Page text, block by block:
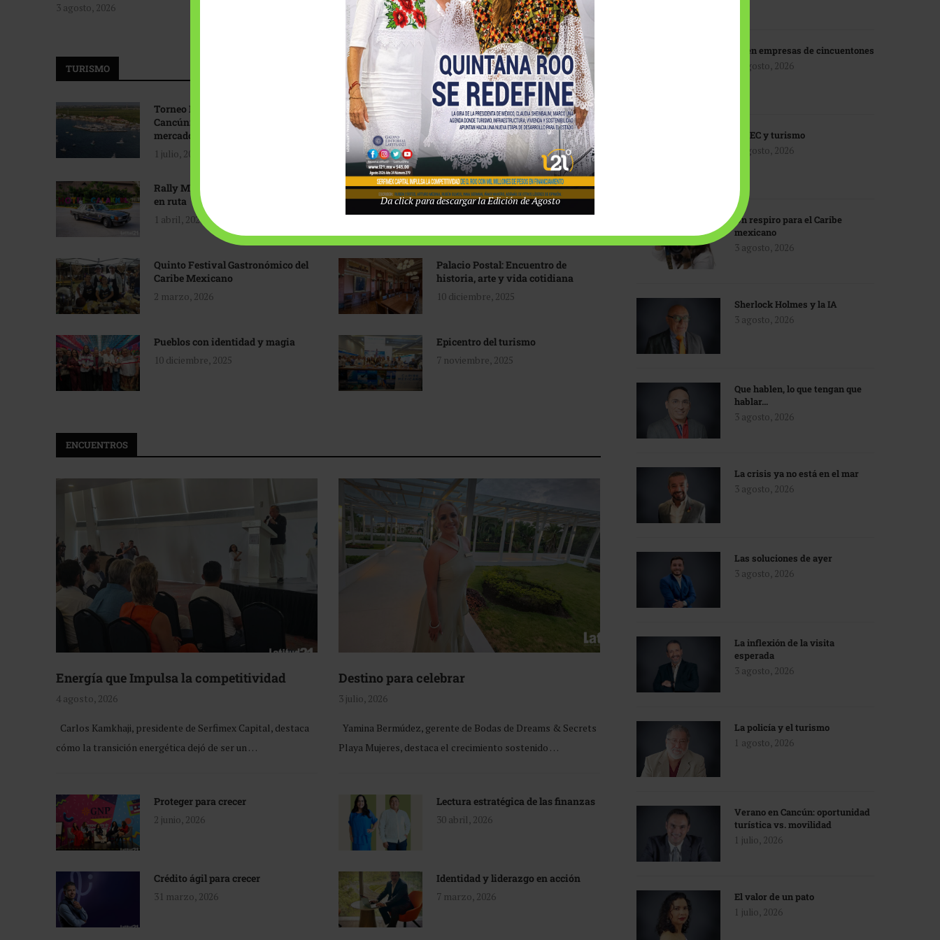
3 agosto, 2026
Tecnológico de Monterrey
3 agosto, 2026
TURISMO
Torneo Internacional de Pesca
Cancún: Navegando hacia nuevos
mercados
1 julio, 2026
Promoción turística con visión
1 abril, 2026
Rally Maya: Herencia automotriz
en ruta
1 abril, 2026
Industria global en
reconfiguración
31 marzo, 2026
Quinto Festival Gastronómico del
Caribe Mexicano
2 marzo, 2026
Palacio Postal: Encuentro de
historia, arte y vida cotidiana
10 diciembre, 2025
Pueblos con identidad y magia
10 diciembre, 2025
Epicentro del turismo
7 noviembre, 2025
ENCUENTROS
Energía que Impulsa la competitividad
4 agosto, 2026
Carlos Kamkhaji, presidente de Serfimex Capital, destaca
cómo la transición energética dejó de ser un …
Destino para celebrar
3 julio, 2026
Yamina Bermúdez, gerente de Bodas de Dreams & Secrets
Playa Mujeres, destaca el crecimiento sostenido …
Proteger para crecer
2 junio, 2026
Lectura estratégica de las finanzas
30 abril, 2026
Crédito ágil para crecer
31 marzo, 2026
Identidad y liderazgo en acción
7 marzo, 2026
IA en empresas de cincuentones
3 agosto, 2026
TMEC y turismo
3 agosto, 2026
Un respiro para el Caribe
mexicano
3 agosto, 2026
Sherlock Holmes y la IA
3 agosto, 2026
Que hablen, lo que tengan que
hablar…
3 agosto, 2026
La crisis ya no está en el mar
3 agosto, 2026
Las soluciones de ayer
3 agosto, 2026
La inflexión de la visita
esperada
3 agosto, 2026
La policía y el turismo
1 agosto, 2026
Verano en Cancún: oportunidad
turística vs. movilidad
1 julio, 2026
El valor de un pato
1 julio, 2026
Da click para descargar la Edición de Agosto